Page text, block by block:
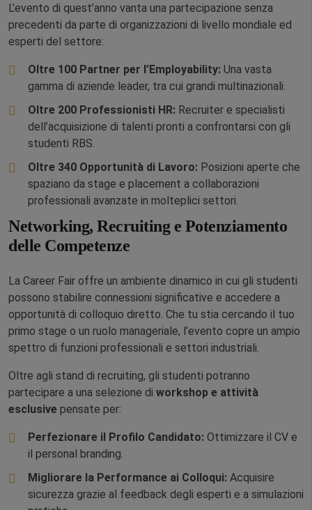
L’evento di quest’anno vanta una partecipazione senza
precedenti da parte di organizzazioni di livello mondiale ed
esperti del settore:
Oltre 100 Partner per l’Employability: Una vasta
gamma di aziende leader, tra cui grandi multinazionali.
Oltre 200 Professionisti HR: Recruiter e specialisti
dell’acquisizione di talenti pronti a confrontarsi con gli
studenti RBS.
Oltre 340 Opportunità di Lavoro: Posizioni aperte che
spaziano da stage e placement a collaborazioni
professionali avanzate in molteplici settori.
Networking, Recruiting e Potenziamento
delle Competenze
La Career Fair offre un ambiente dinamico in cui gli studenti
possono stabilire connessioni significative e accedere a
opportunità di colloquio diretto. Che tu stia cercando il tuo
primo stage o un ruolo manageriale, l’evento copre un ampio
spettro di funzioni professionali e settori industriali.
Oltre agli stand di recruiting, gli studenti potranno
partecipare a una selezione di workshop e attività
esclusive pensate per:
Perfezionare il Profilo Candidato: Ottimizzare il CV e
il personal branding.
Migliorare la Performance ai Colloqui: Acquisire
sicurezza grazie al feedback degli esperti e a simulazioni